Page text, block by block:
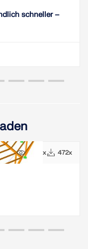
schneller –
8470x 472x